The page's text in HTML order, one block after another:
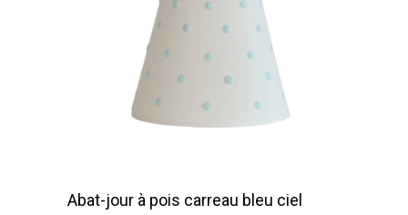
Abat-jour à pois carreau bleu ciel